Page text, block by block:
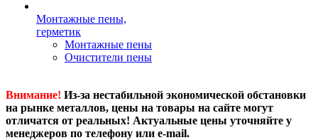
Монтажные пены,
герметик
Монтажные пены
Очистители пены
Внимание! Из-за нестабильной экономической обстановки
на рынке металлов, цены на товары на сайте могут
отличатся от реальных! Актуальные цены уточняйте у
менеджеров по телефону или e-mail.